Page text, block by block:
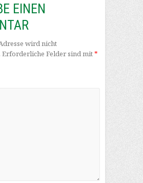
EINEN
wird nicht
Erforderliche Felder sind mit*